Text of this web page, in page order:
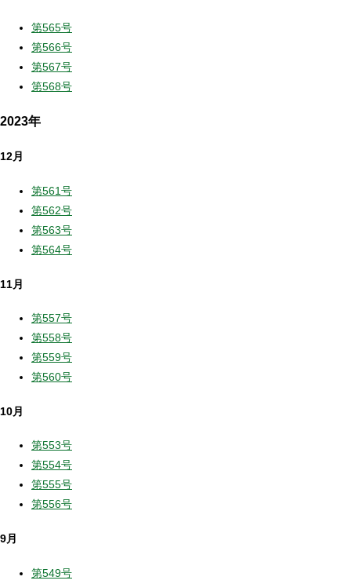
第565号
第566号
第567号
第568号
2023年
12月
第561号
第562号
第563号
第564号
11月
第557号
第558号
第559号
第560号
10月
第553号
第554号
第555号
第556号
9月
第549号